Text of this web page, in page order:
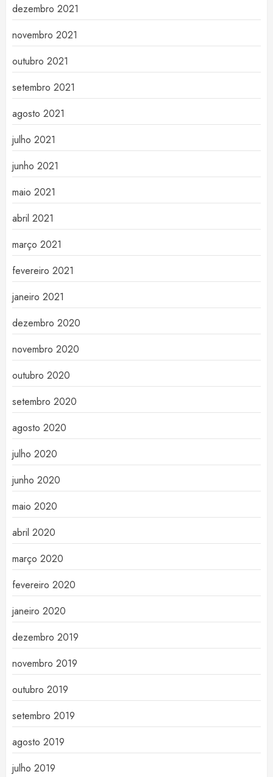
dezembro 2021
novembro 2021
outubro 2021
setembro 2021
agosto 2021
julho 2021
junho 2021
maio 2021
abril 2021
março 2021
fevereiro 2021
janeiro 2021
dezembro 2020
novembro 2020
outubro 2020
setembro 2020
agosto 2020
julho 2020
junho 2020
maio 2020
abril 2020
março 2020
fevereiro 2020
janeiro 2020
dezembro 2019
novembro 2019
outubro 2019
setembro 2019
agosto 2019
julho 2019